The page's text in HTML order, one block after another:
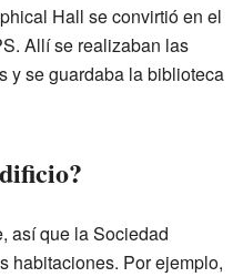
Hall se convirtió en el
Allí se realizaban las
y se guardaba la biblioteca
así que la Sociedad
habitaciones. Por ejemplo,